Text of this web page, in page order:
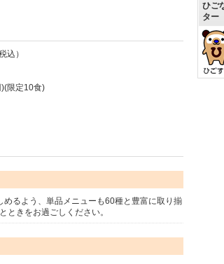
込）
限定10食)
るよう、単品メニューも60種と豊富に取り揃
ときをお過ごしください。
ひご
ター